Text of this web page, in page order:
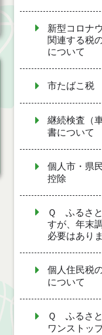
新型コロナ
関連する税
について
市たばこ税
継続検査（
書について
個人市・県
控除
Ｑ ふるさ
すが、年末
必要はあり
個人住民税
について
Ｑ ふるさと
ワンストッ